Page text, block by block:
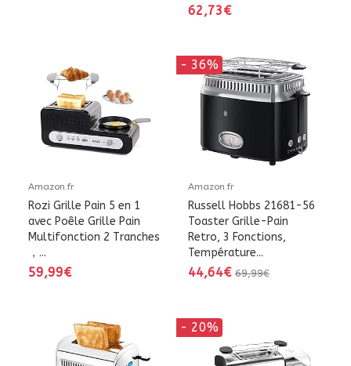
62,73€
Amazon.fr
Rozi Grille Pain 5 en 1
avec Poêle Grille Pain
Multifonction 2 Tranches
，...
59,99€
- 36%
Amazon.fr
Russell Hobbs 21681-56
Toaster Grille-Pain
Retro, 3 Fonctions,
Température...
44,64€ 69,99€
- 20%